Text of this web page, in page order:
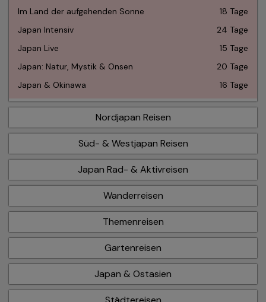
Im Land der aufgehenden Sonne
18 Tage
Japan Intensiv
24 Tage
Japan Live
15 Tage
Japan: Natur, Mystik & Onsen
20 Tage
Japan & Okinawa
16 Tage
Nordjapan Reisen
Süd- & Westjapan Reisen
Japan Rad- & Aktivreisen
Wanderreisen
Themenreisen
Gartenreisen
Japan & Ostasien